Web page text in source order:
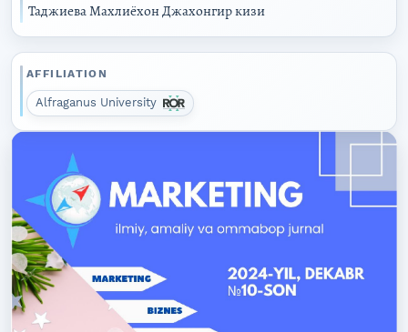
Таджиева Махлиёхон Джахонгир кизи
AFFILIATION
Alfraganus University